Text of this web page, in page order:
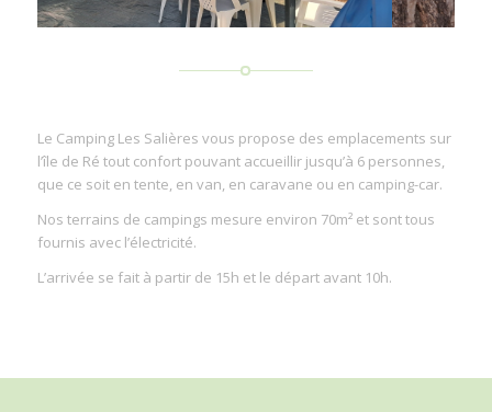
Le Camping Les Salières vous propose des emplacements sur
l’île de Ré tout confort pouvant accueillir jusqu’à 6 personnes,
que ce soit en tente, en van, en caravane ou en camping-car.
Nos terrains de campings mesure environ 70m² et sont tous
fournis avec l’électricité.
L’arrivée se fait à partir de 15h et le départ avant 10h.